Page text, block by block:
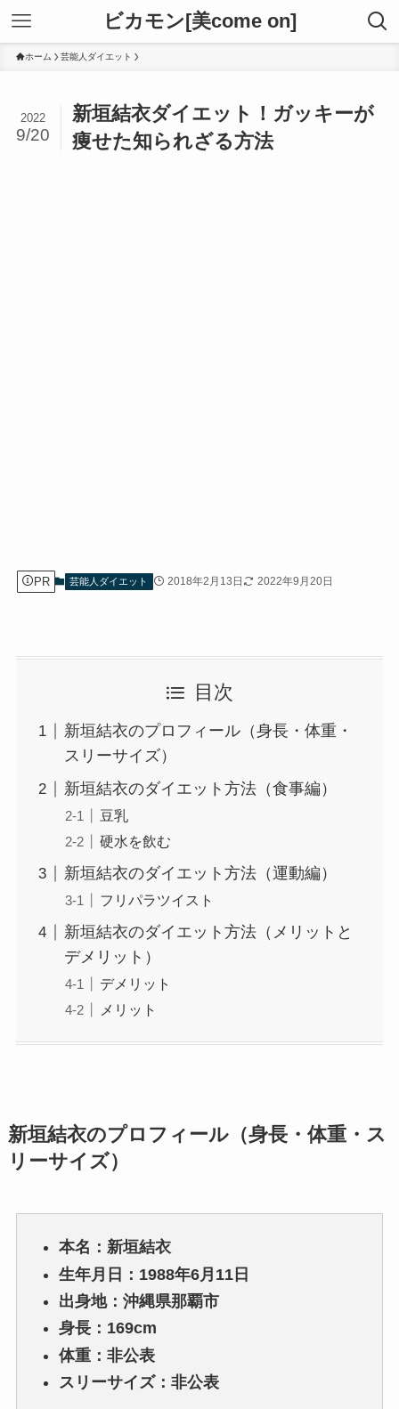
ビカモン[美come on]
ホーム 芸能人ダイエット
新垣結衣ダイエット！ガッキーが
痩せた知られざる方法
2022
9/20
PR 芸能人ダイエット 2018年2月13日 2022年9月20日
目次
新垣結衣のプロフィール（身長・体重・
スリーサイズ）
新垣結衣のダイエット方法（食事編）
豆乳
硬水を飲む
新垣結衣のダイエット方法（運動編）
フリパラツイスト
新垣結衣のダイエット方法（メリットと
デメリット）
デメリット
メリット
新垣結衣のプロフィール（身長・体重・ス
リーサイズ）
本名：新垣結衣
生年月日：1988年6月11日
出身地：沖縄県那覇市
身長：169cm
体重：非公表
スリーサイズ：非公表